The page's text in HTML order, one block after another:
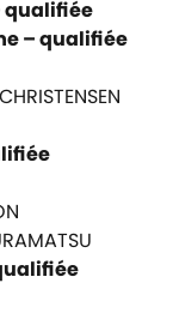
qualifiée
–qualifiée